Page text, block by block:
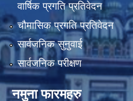
वार्षिक प्रगति प्रतिवेदन
चौमासिक प्रगति प्रतिवेदन
सार्वजनिक सुनुवाई
सार्वजनिक परीक्षण
नमुना फारमहरु